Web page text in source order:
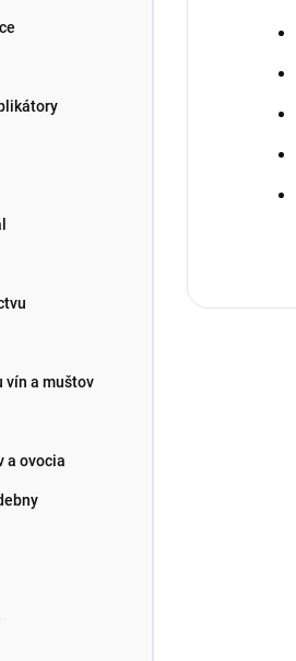
vín a muštov
a ovocia